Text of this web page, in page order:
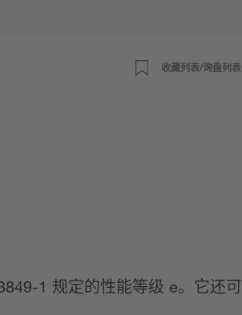
收藏列表/询盘列表
1 规定的性能等级 e。它还可